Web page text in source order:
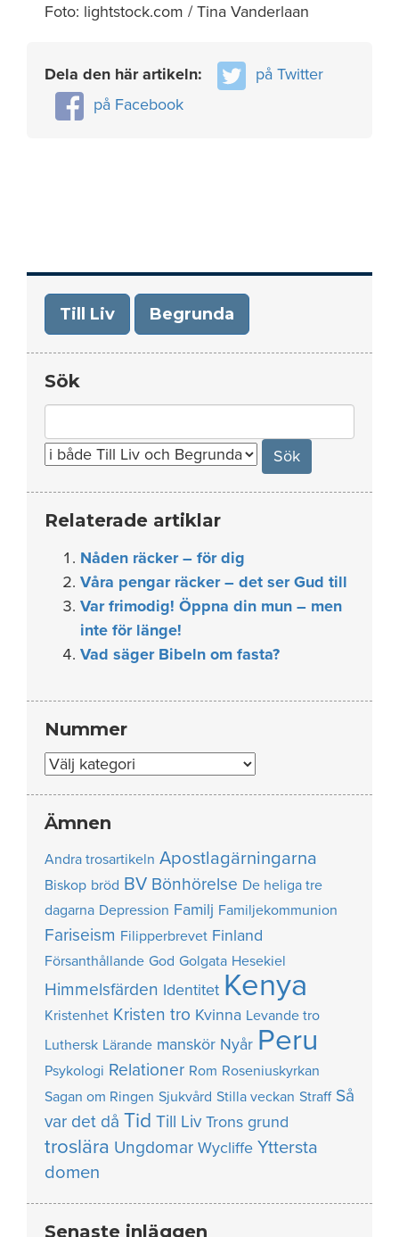
Foto: lightstock.com / Tina Vanderlaan
Dela den här artikeln:
på Twitter
på Facebook
Till Liv Begrunda
Sök
for:
Relaterade artiklar
Nåden räcker – för dig
Våra pengar räcker – det ser Gud till
Var frimodig! Öppna din mun – men
inte för länge!
Vad säger Bibeln om fasta?
Nummer
Nummer
Ämnen
Andra trosartikeln Apostlagärningarna
Biskop bröd BV Bönhörelse De heliga tre
dagarna Depression Familj Familjekommunion
Fariseism Filipperbrevet Finland
Försanthållande God Golgata Hesekiel
Himmelsfärden Identitet Kenya
Kristenhet Kristen tro Kvinna Levande tro
Luthersk Lärande manskör Nyår Peru
Psykologi Relationer Rom Roseniuskyrkan
Sagan om Ringen Sjukvård Stilla veckan Straff Så
var det då Tid Till Liv Trons grund
troslära Ungdomar Wycliffe Yttersta
domen
Senaste inläggen